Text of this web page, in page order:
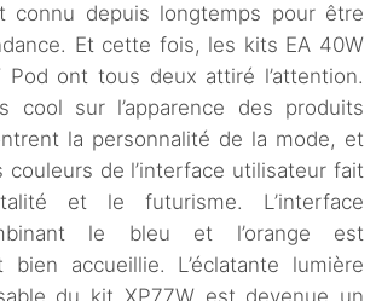
connu depuis longtemps pour être
Et cette fois, les kits EA 40W
Pod ont tous deux attiré l’attention.
cool sur l’apparence des produits
la personnalité de la mode, et
couleurs de l’interface utilisateur fait
et le futurisme. L’interface
le bleu et l’orange est
bien accueillie. L’éclatante lumière